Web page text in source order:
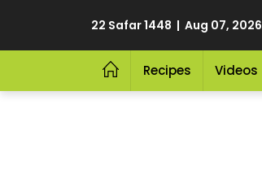
22 Safar 1448 | Aug 07, 2026
Recipes Videos